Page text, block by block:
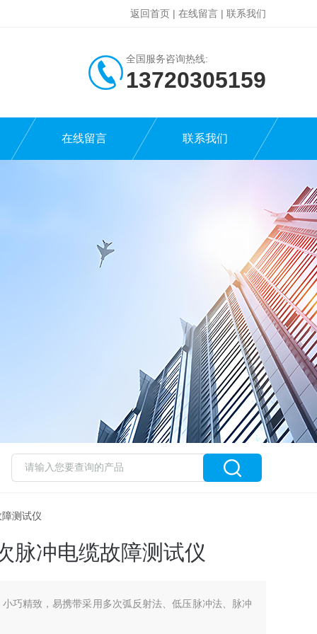
返回首页 | 在线留言 | 联系我们
全国服务咨询热线:
13720305159
在线留言 联系我们
测试仪
脉冲电缆故障测试仪
巧精致，易携带采用多次弧反射法、低压脉冲法、脉冲